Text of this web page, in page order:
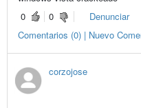
0
0
Denunciar
Comentarios (0) | Nuevo
corzojose